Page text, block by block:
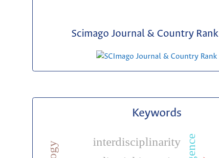
Scimago Journal & Country Rank
Keywords
interdisciplinarity